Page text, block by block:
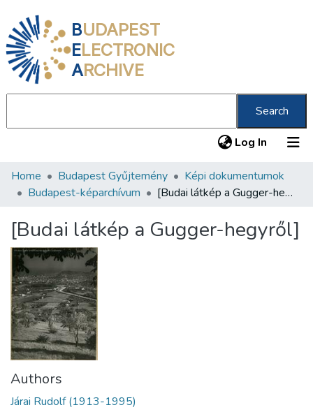
BUDAPEST
ELECTRONIC
ARCHIVE
Search
Log In (current)
Communities & Collections
Statistics
About us
Home Budapest Gyűjtemény
Képi dokumentumok
Budapest-képarchívum
[Budai látkép a Gugger-hegyről]
[Budai látkép a Gugger-hegyről]
Authors
Járai Rudolf (1913-1995)